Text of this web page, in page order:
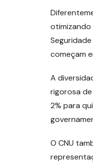
otimizando
começam
A
rigorosa
2% para
O CNU